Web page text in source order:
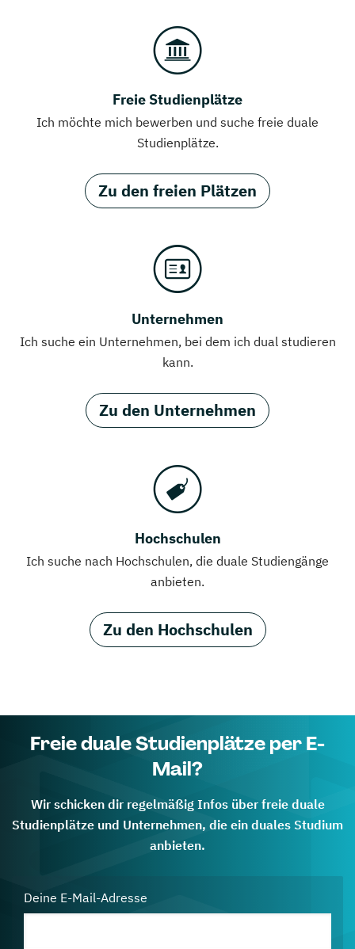
Freie Studienplätze
Ich möchte mich bewerben und suche freie duale
Studienplätze.
Zu den freien Plätzen
Unternehmen
Ich suche ein Unternehmen, bei dem ich dual studieren
kann.
Zu den Unternehmen
Hochschulen
Ich suche nach Hochschulen, die duale Studiengänge
anbieten.
Zu den Hochschulen
Freie duale Studienplätze per E-
Mail?
Wir schicken dir regelmäßig Infos über freie duale
Studienplätze und Unternehmen, die ein duales Studium
anbieten.
Deine E-Mail-Adresse